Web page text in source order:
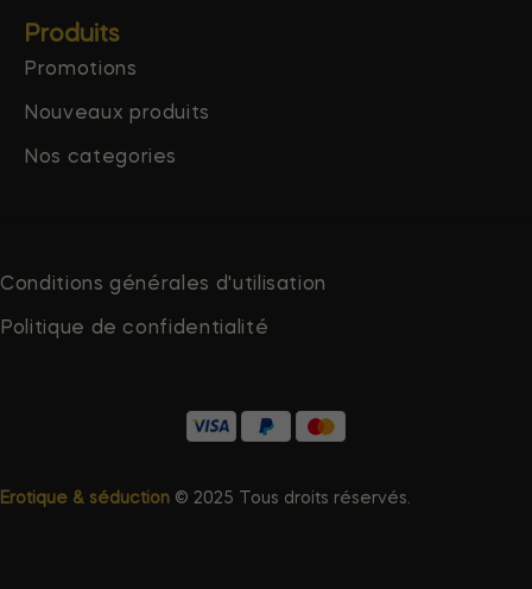
Produits
Promotions
Nouveaux produits
Nos categories
Conditions générales d'utilisation
Politique de confidentialité
Erotique & séduction © 2025 Tous droits réservés.